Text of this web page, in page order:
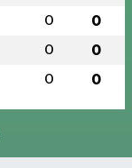
0 0
0 0
0 0